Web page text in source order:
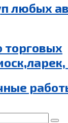
любых
торговых